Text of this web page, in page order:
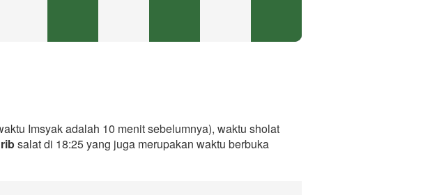
Imsyak adalah 10 menit sebelumnya), waktu sholat
salat di 18:25 yang juga merupakan waktu berbuka